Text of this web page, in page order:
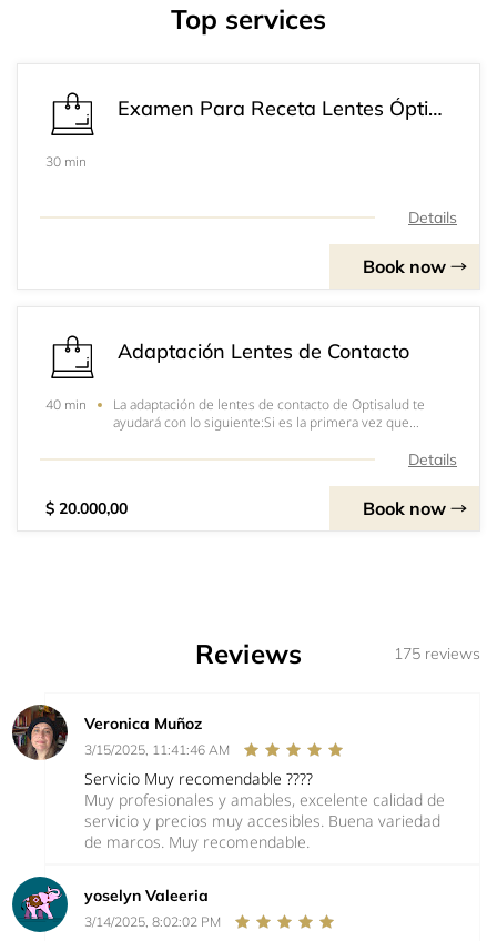
Top services
Examen Para Receta Lentes Ópticos
30 min
Details
Book now
Adaptación Lentes de Contacto
40 min
La adaptación de lentes de contacto de Optisalud te
ayudará con lo siguiente:Si es la primera vez que
lentes de contacto.Para poder reservar este servicio se
Details
$ 20.000,00 Book now
Reviews 175 reviews
Veronica Muñoz
3/15/2025, 11:41:46 AM
Servicio Muy recomendable ????
Muy profesionales y amables, excelente calidad de
servicio y precios muy accesibles. Buena variedad
de marcos. Muy recomendable.
yoselyn Valeeria
3/14/2025, 8:02:02 PM